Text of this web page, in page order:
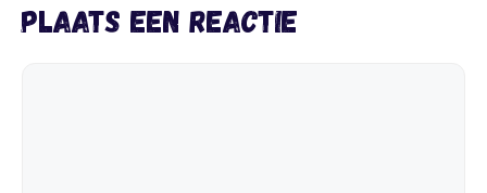
Plaats een reactie